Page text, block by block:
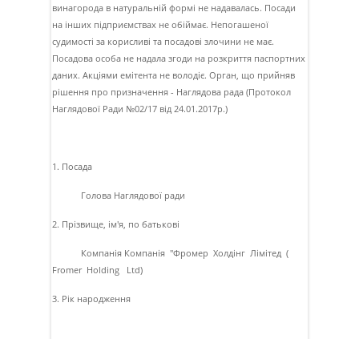
винагорода в натуральнiй формi не надавалась. Посади
на iнших пiдприємствах не обiймає. Непогашеної
судимостi за корисливi та посадовi злочини не має.
Посадова особа не надала згоди на розкриття паспортних
даних. Акцiями емiтента не володiє. Орган, що прийняв
рiшення про призначення - Наглядова рада (Протокол
Наглядової Ради №02/17 вiд 24.01.2017р.)
1. Посада
Голова Наглядової ради
2. Прізвище, ім'я, по батькові
Компанiя Компанiя "Фромер Холдiнг Лiмiтед (
Fromer Holding Ltd)
3. Рік народження